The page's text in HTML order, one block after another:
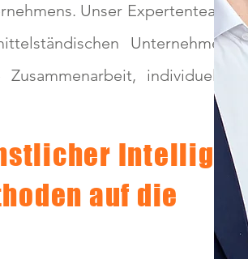
Unser Expertenteam
Unternehmen
individuelle
Intelligenz,
auf die